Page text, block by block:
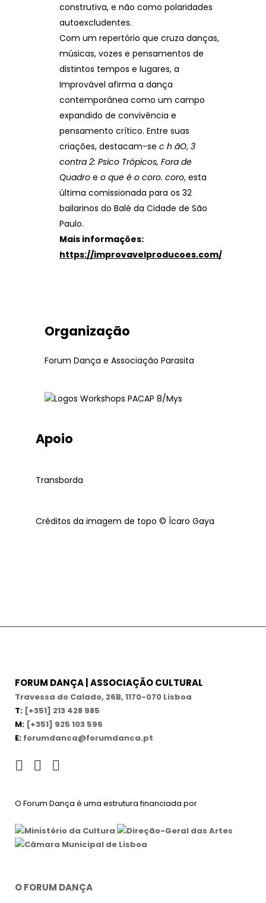
construtiva, e não como polaridades
autoexcludentes.
Com um repertório que cruza danças,
músicas, vozes e pensamentos de
distintos tempos e lugares, a
Improvável afirma a dança
contemporânea como um campo
expandido de convivência e
pensamento crítico. Entre suas
criações, destacam-se c h ãO, 3
contra 2: Psico Trópicos, Fora de
Quadro e o que é o coro. coro, esta
última comissionada para os 32
bailarinos do Balé da Cidade de São
Paulo.
Mais informações:
https://improvavelproducoes.com/
Organização
Forum Dança e Associação Parasita
Apoio
Transborda
Créditos da imagem de topo © Ícaro Gaya
FORUM DANÇA | ASSOCIAÇÃO CULTURAL
Travessa do Calado, 26B, 1170-070 Lisboa
T: [+351] 213 428 985
M: [+351] 925 103 596
E: forumdanca@forumdanca.pt
O Forum Dança é uma estrutura financiada por
O FORUM DANÇA